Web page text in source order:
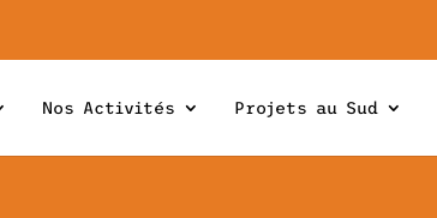
Nos Activités Projets au Sud